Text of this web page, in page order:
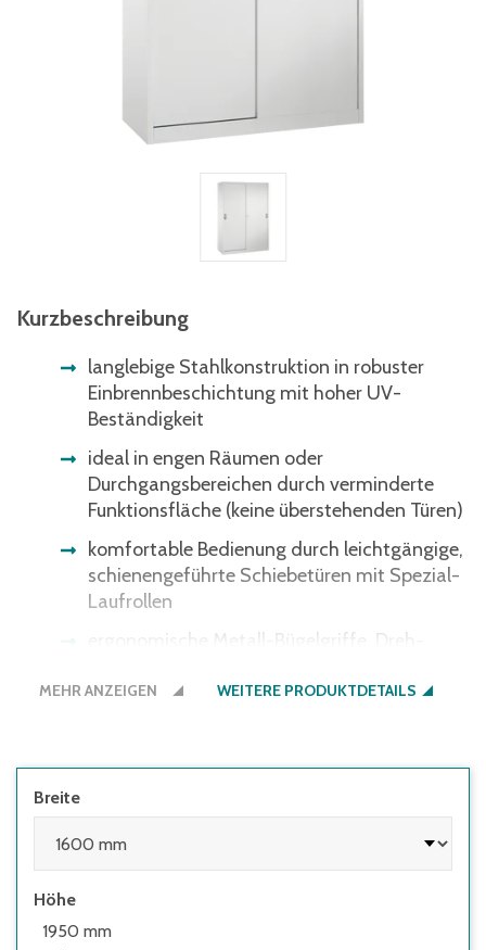
Kurzbeschreibung
langlebige Stahlkonstruktion in robuster
Einbrennbeschichtung mit hoher UV-
Beständigkeit
ideal in engen Räumen oder
Durchgangsbereichen durch verminderte
Funktionsfläche (keine überstehenden Türen)
komfortable Bedienung durch leichtgängige,
schienengeführte Schiebetüren mit Spezial-
Laufrollen
ergonomische Metall-Bügelgriffe, Dreh-
Schrank- und Fußbodenschutz durch
Korpus und Türen lackiert in RAL 7035
MEHR ANZEIGEN WEITERE PRODUKTDETAILS
Breite
Höhe
1950 mm